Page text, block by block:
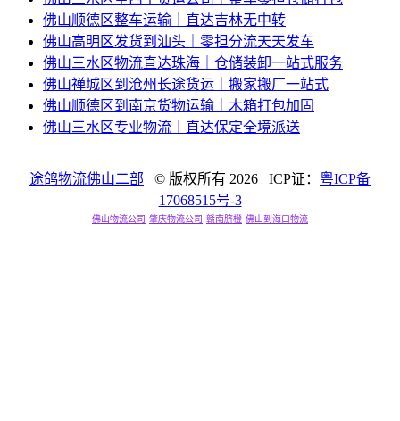
佛山顺德区整车运输｜直达吉林无中转
佛山高明区发货到汕头｜零担分流天天发车
佛山三水区物流直达珠海｜仓储装卸一站式服务
佛山禅城区到沧州长途货运｜搬家搬厂一站式
佛山顺德区到南京货物运输｜木箱打包加固
佛山三水区专业物流｜直达保定全境派送
途鸽物流佛山二部 © 版权所有 2026 ICP证： 粤ICP备
17068515号-3
佛山物流公司 肇庆物流公司 赣南脐橙 佛山到海口物流